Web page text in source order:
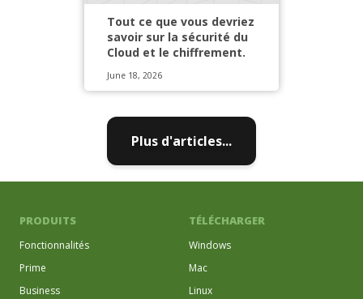
Tout ce que vous devriez
savoir sur la sécurité du
Cloud et le chiffrement.
June 18, 2026
Plus d'articles...
PRODUITS
Fonctionnalités
Prime
Business
TÉLÉCHARGER
Windows
Mac
Linux